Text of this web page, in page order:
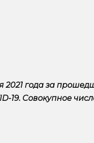
года за
19. Совокупное